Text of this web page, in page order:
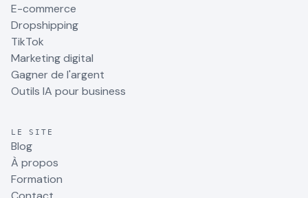
E-commerce
Dropshipping
TikTok
Marketing digital
Gagner de l'argent
Outils IA pour business
LE SITE
Blog
À propos
Formation